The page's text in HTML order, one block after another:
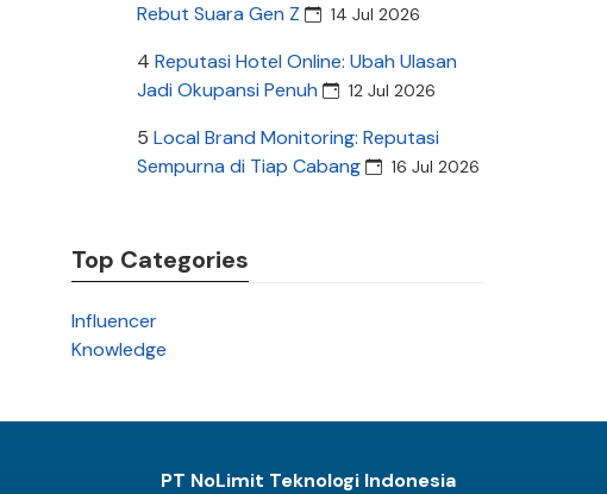
Rebut Suara Gen Z
14 Jul 2026
4 Reputasi Hotel Online: Ubah Ulasan
Jadi Okupansi Penuh
12 Jul 2026
5 Local Brand Monitoring: Reputasi
Sempurna di Tiap Cabang
16 Jul 2026
Top Categories
Influencer
Knowledge
PT NoLimit Teknologi Indonesia